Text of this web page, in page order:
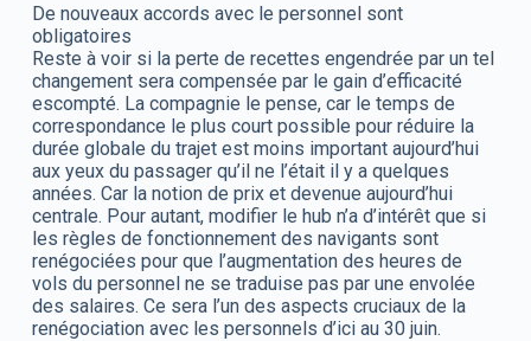
De nouveaux accords avec le personnel sont
obligatoires
Reste à voir si la perte de recettes engendrée par un tel
changement sera compensée par le gain d’efficacité
escompté. La compagnie le pense, car le temps de
correspondance le plus court possible pour réduire la
durée globale du trajet est moins important aujourd’hui
aux yeux du passager qu’il ne l’était il y a quelques
années. Car la notion de prix et devenue aujourd’hui
centrale. Pour autant, modifier le hub n’a d’intérêt que si
les règles de fonctionnement des navigants sont
renégociées pour que l’augmentation des heures de
vols du personnel ne se traduise pas par une envolée
des salaires. Ce sera l’un des aspects cruciaux de la
renégociation avec les personnels d’ici au 30 juin.